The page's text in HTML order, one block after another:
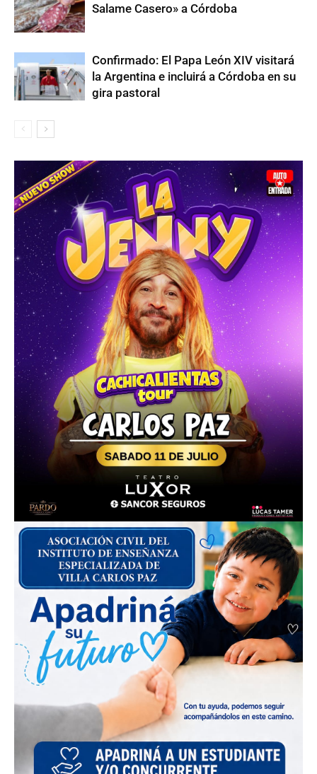
Salame Casero» a Córdoba
Confirmado: El Papa León XIV visitará
la Argentina e incluirá a Córdoba en su
gira pastoral